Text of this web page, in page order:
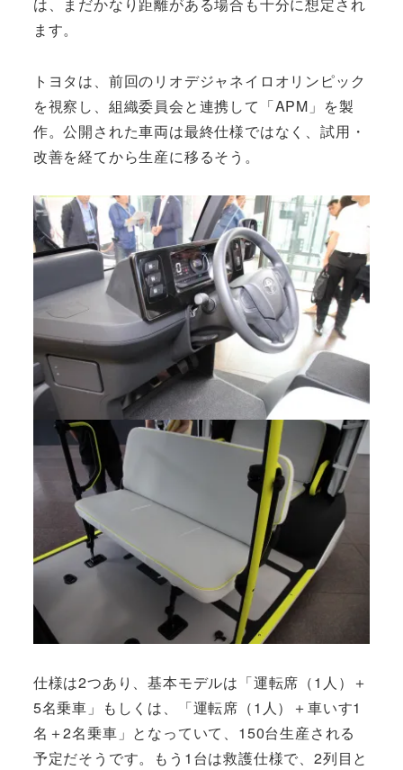
ます。
トヨタは、前回のリオデジャネイロオリンピック
を視察し、組織委員会と連携して「APM」を製
作。公開された車両は最終仕様ではなく、試用・
改善を経てから生産に移るそう。
仕様は2つあり、基本モデルは「運転席（1人）＋
5名乗車」もしくは、「運転席（1人）＋車いす1
名＋2名乗車」となっていて、150台生産される
予定だそうです。もう1台は救護仕様で、2列目と